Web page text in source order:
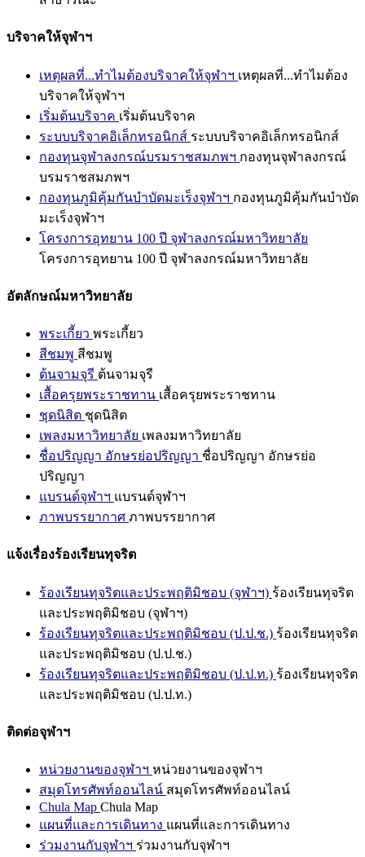
บริจาคให้จุฬาฯ
เหตุผลที่...ทำไมต้องบริจาคให้จุฬาฯ เหตุผลที่...ทำไมต้อง
บริจาคให้จุฬาฯ
เริ่มต้นบริจาค เริ่มต้นบริจาค
ระบบบริจาคอิเล็กทรอนิกส์ ระบบบริจาคอิเล็กทรอนิกส์
กองทุนจุฬาลงกรณ์บรมราชสมภพฯ กองทุนจุฬาลงกรณ์
บรมราชสมภพฯ
กองทุนภูมิคุ้มกันบำบัดมะเร็งจุฬาฯ กองทุนภูมิคุ้มกันบำบัด
มะเร็งจุฬาฯ
โครงการอุทยาน 100 ปี จุฬาลงกรณ์มหาวิทยาลัย
โครงการอุทยาน 100 ปี จุฬาลงกรณ์มหาวิทยาลัย
อัตลักษณ์มหาวิทยาลัย
พระเกี้ยว พระเกี้ยว
สีชมพู สีชมพู
ต้นจามจุรี ต้นจามจุรี
เสื้อครุยพระราชทาน เสื้อครุยพระราชทาน
ชุดนิสิต ชุดนิสิต
เพลงมหาวิทยาลัย เพลงมหาวิทยาลัย
ชื่อปริญญา อักษรย่อปริญญา ชื่อปริญญา อักษรย่อ
ปริญญา
แบรนด์จุฬาฯ แบรนด์จุฬาฯ
ภาพบรรยากาศ ภาพบรรยากาศ
แจ้งเรื่องร้องเรียนทุจริต
ร้องเรียนทุจริตและประพฤติมิชอบ (จุฬาฯ) ร้องเรียนทุจริต
และประพฤติมิชอบ (จุฬาฯ)
ร้องเรียนทุจริตและประพฤติมิชอบ (ป.ป.ช.) ร้องเรียนทุจริต
และประพฤติมิชอบ (ป.ป.ช.)
ร้องเรียนทุจริตและประพฤติมิชอบ (ป.ป.ท.) ร้องเรียนทุจริต
และประพฤติมิชอบ (ป.ป.ท.)
ติดต่อจุฬาฯ
หน่วยงานของจุฬาฯ หน่วยงานของจุฬาฯ
สมุดโทรศัพท์ออนไลน์ สมุดโทรศัพท์ออนไลน์
Chula Map Chula Map
แผนที่และการเดินทาง แผนที่และการเดินทาง
ร่วมงานกับจุฬาฯ ร่วมงานกับจุฬาฯ